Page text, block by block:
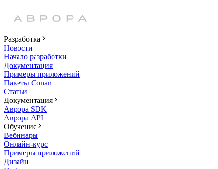
Разработка
Новости
Начало разработки
Документация
Примеры приложений
Пакеты Conan
Статьи
Документация
Аврора SDK
Аврора API
Обучение
Вебинары
Онлайн-курс
Примеры приложений
Дизайн